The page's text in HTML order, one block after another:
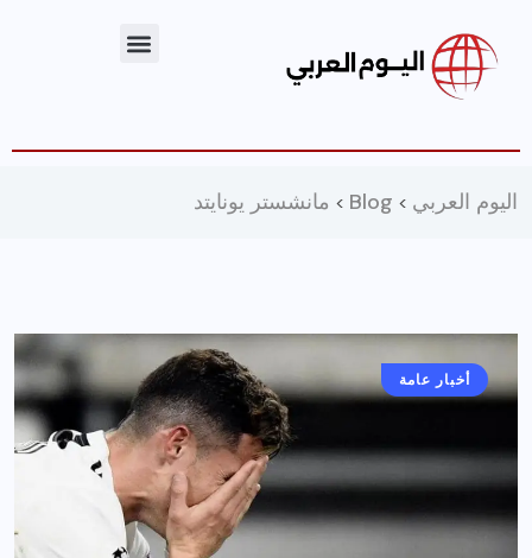
اليوم العربي >
Blog
> مانشستر يونايتد
أخبار عامة